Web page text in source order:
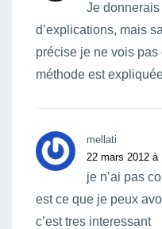
Je
d’explications, mais
précise je ne vois
méthode est
mellati
22 mars 2012 à
je n’ai pas
est ce que je peux
c’est tres interessant